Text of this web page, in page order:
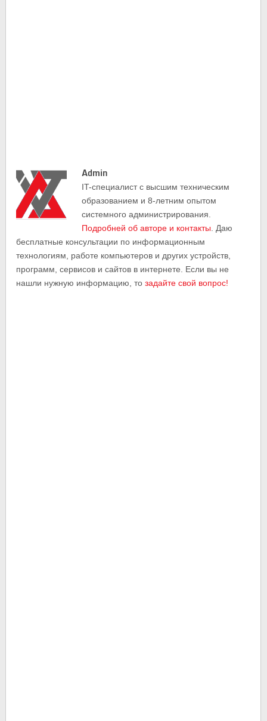
Admin
IT-cпециалист с высшим техническим
образованием и 8-летним опытом
системного администрирования.
Подробней об авторе и контакты. Даю
бесплатные консультации по информационным
технологиям, работе компьютеров и других устройств,
программ, сервисов и сайтов в интернете. Если вы не
нашли нужную информацию, тозадайте свой вопрос!